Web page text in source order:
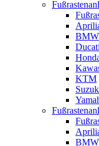
BMW
Ducati
KTM
BMW